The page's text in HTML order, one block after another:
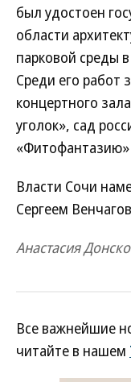
был удостоен
области
парковой среды
Среди его работ
концертного
уголок», сад
«Фитофантазию»
Власти Сочи
Сергеем
Анастасия
Все важнейшие
читайте в нашем